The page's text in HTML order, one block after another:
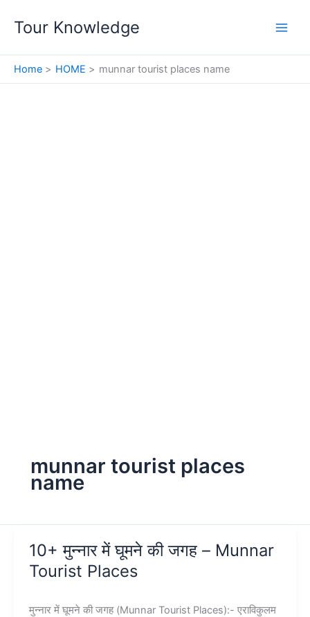
Tour Knowledge
Home HOME munnar tourist places name
munnar tourist places
name
10+ मुन्नार में घूमने की जगह – Munnar
Tourist Places
मुन्नार में घूमने की जगह (Munnar Tourist Places):- एराविकुलम